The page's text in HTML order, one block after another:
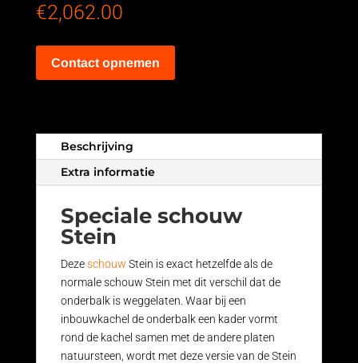
€2,062.00
Contact opnemen
Beschrijving
Extra informatie
Speciale schouw
Stein
Dezeschouw Stein is exact hetzelfde als de
normale schouw Stein met dit verschil dat de
onderbalk is weggelaten. Waar bij een
inbouwkachel de onderbalk een kader vormt
rond de kachel samen met de andere platen
natuursteen, wordt met deze versie van de Stein